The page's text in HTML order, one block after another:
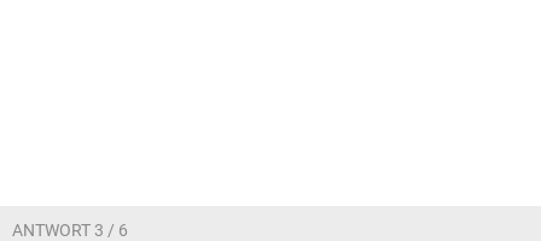
ANTWORT 3 / 6